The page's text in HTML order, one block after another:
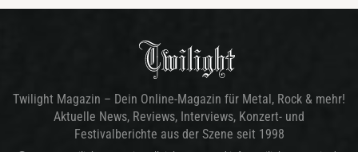
Twilight Magazin – Dein Online-Magazin für Metal, Rock & mehr!
Aktuelle News, Reviews, Interviews, Konzert- und
Festivalberichte aus der Szene seit 1998